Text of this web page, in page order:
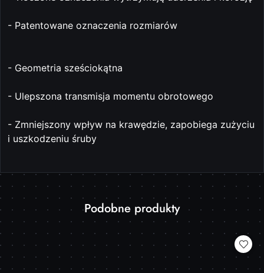
- Patentowane oznaczenia rozmiarów
- Geometria sześciokątna
- Ulepszona transmisja momentu obrotowego
- Zmniejszony wpływ na krawędzie, zapobiega zużyciu
i uszkodzeniu śruby
Pomiń karuzelę produktów
Produkty
statusie:
Podobne produkty